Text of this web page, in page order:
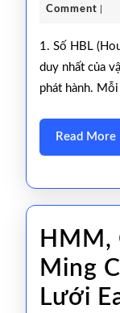
Comment
1. Số HBL (House Bill of Lading No.) Là số định danh
duy nhất của
phát hành.
Read More
HMM,
Ming
Lưới